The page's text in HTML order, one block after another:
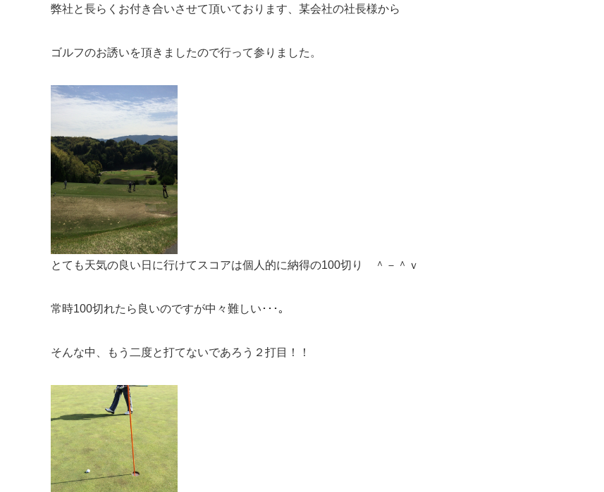
弊社と長らくお付き合いさせて頂いております、某会社の社長様から
ゴルフのお誘いを頂きましたので行って参りました。
とても天気の良い日に行けてスコアは個人的に納得の100切り ＾－＾ｖ
常時100切れたら良いのですが中々難しい･･･｡
そんな中、もう二度と打てないであろう２打目！！